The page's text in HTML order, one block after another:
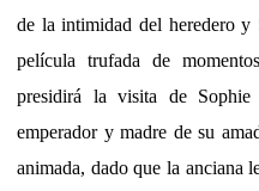
de la intimidad del heredero y
película trufada de
presidirá la visita de
emperador y madre de su
animada, dado que la anciana